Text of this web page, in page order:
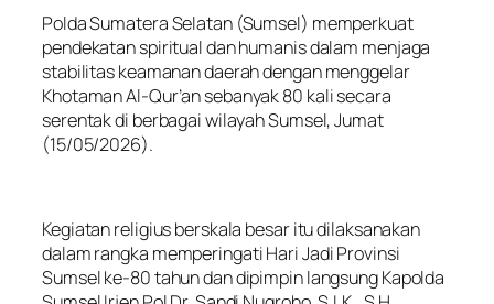
Polda Sumatera Selatan (Sumsel) memperkuat
pendekatan spiritual dan humanis dalam menjaga
stabilitas keamanan daerah dengan menggelar
Khotaman Al-Qur’an sebanyak 80 kali secara
serentak di berbagai wilayah Sumsel, Jumat
(15/05/2026).
Kegiatan religius berskala besar itu dilaksanakan
dalam rangka memperingati Hari Jadi Provinsi
Sumsel ke-80 tahun dan dipimpin langsung Kapolda